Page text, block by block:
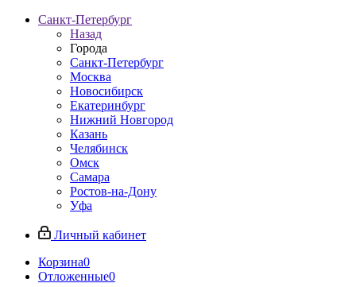
Санкт-Петербург
Назад
Города
Санкт-Петербург
Москва
Новосибирск
Екатеринбург
Нижний Новгород
Казань
Челябинск
Омск
Самара
Ростов-на-Дону
Уфа
Личный кабинет
Корзина0
Отложенные0